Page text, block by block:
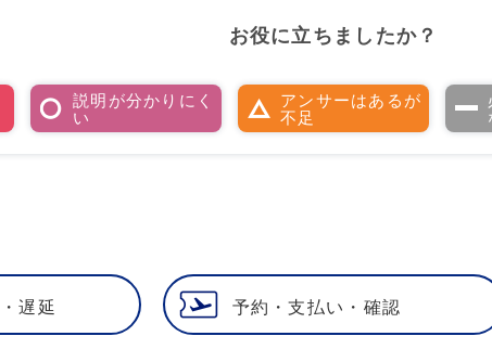
お役に立ちましたか？
説明が分かりにく
い
アンサーはあるが
不足
遅延 予約・支払い・確認